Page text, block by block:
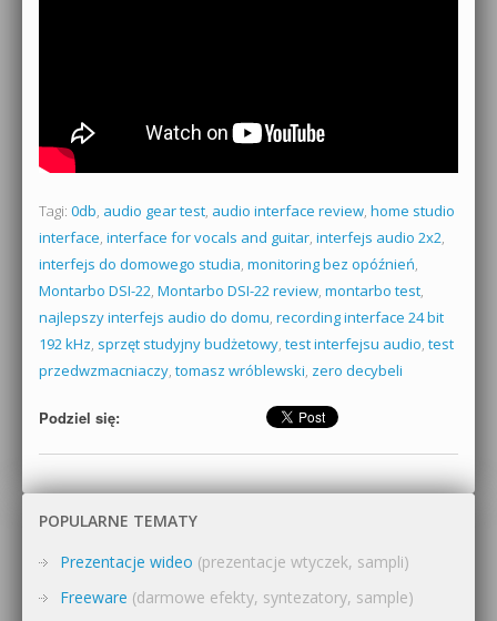
Tagi: 0db, audio gear test, audio interface review, home studio
interface, interface for vocals and guitar, interfejs audio 2x2,
interfejs do domowego studia, monitoring bez opóźnień,
Montarbo DSI-22, Montarbo DSI-22 review, montarbo test,
najlepszy interfejs audio do domu, recording interface 24 bit
192 kHz, sprzęt studyjny budżetowy, test interfejsu audio, test
przedwzmacniaczy, tomasz wróblewski, zero decybeli
Podziel się:
POPULARNE TEMATY
Prezentacje wideo (prezentacje wtyczek, sampli)
Freeware (darmowe efekty, syntezatory, sample)